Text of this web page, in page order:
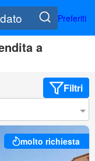
Preferiti
a
Filtri
molto richiesta